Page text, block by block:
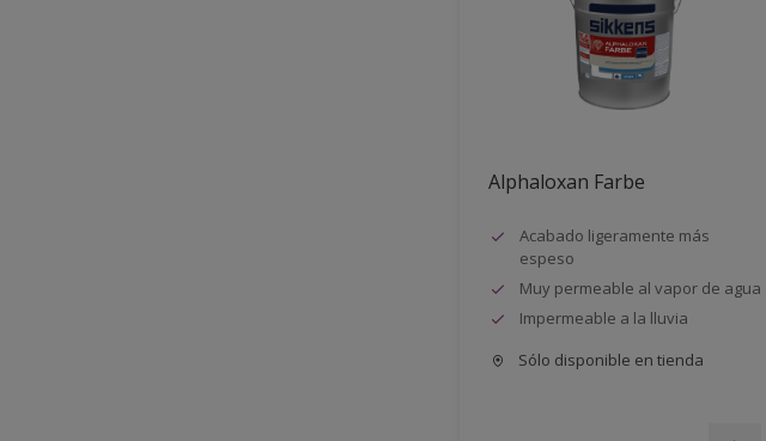
Alphaloxan Farbe
Acabado ligeramente más
espeso
Muy permeable al vapor de agua
Impermeable a la lluvia
Sólo disponible en tienda